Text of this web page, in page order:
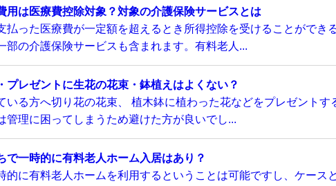
用は医療費控除対象？対象の介護保険サービスとは
払った医療費が一定額を超えるとき所得控除を受けることができ
部の介護保険サービスも含まれます。有料老人...
プレゼントに生花の花束・鉢植えはよくない？
いる方へ切り花の花束、 植木鉢に植わった花などをプレゼントす
管理に困ってしまうため避けた方が良いでし...
で一時的に有料老人ホーム入居はあり？
的に有料老人ホームを利用するということは可能ですし、ケース